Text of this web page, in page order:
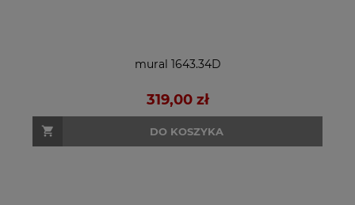
mural 1643.34D
319,00 zł
DO KOSZYKA